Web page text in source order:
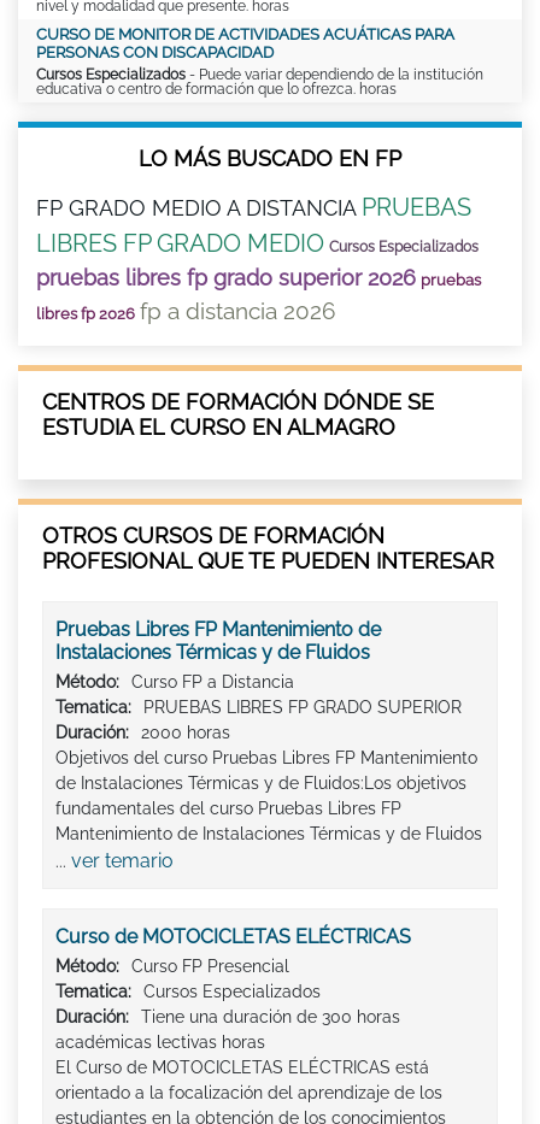
nivel y modalidad que presente. horas
CURSO DE MONITOR DE ACTIVIDADES ACUÁTICAS PARA
PERSONAS CON DISCAPACIDAD
Cursos Especializados - Puede variar dependiendo de la institución
educativa o centro de formación que lo ofrezca. horas
LO MÁS BUSCADO EN FP
FP GRADO MEDIO A DISTANCIA PRUEBAS
LIBRES FP GRADO MEDIO Cursos Especializados
pruebas libres fp grado superior 2026 pruebas
libres fp 2026 fp a distancia 2026
CENTROS DE FORMACIÓN DÓNDE SE
ESTUDIA EL CURSO EN ALMAGRO
OTROS CURSOS DE FORMACIÓN
PROFESIONAL QUE TE PUEDEN INTERESAR
Pruebas Libres FP Mantenimiento de
Instalaciones Térmicas y de Fluidos
Método:
Curso FP a Distancia
Tematica:
PRUEBAS LIBRES FP GRADO SUPERIOR
Duración:
2000 horas
Objetivos del curso Pruebas Libres FP Mantenimiento
de Instalaciones Térmicas y de Fluidos:Los objetivos
fundamentales del curso Pruebas Libres FP
Mantenimiento de Instalaciones Térmicas y de Fluidos
... ver temario
Curso de MOTOCICLETAS ELÉCTRICAS
Método:
Curso FP Presencial
Tematica:
Cursos Especializados
Duración:
Tiene una duración de 300 horas
académicas lectivas horas
El Curso de MOTOCICLETAS ELÉCTRICAS está
orientado a la focalización del aprendizaje de los
estudiantes en la obtención de los conocimientos